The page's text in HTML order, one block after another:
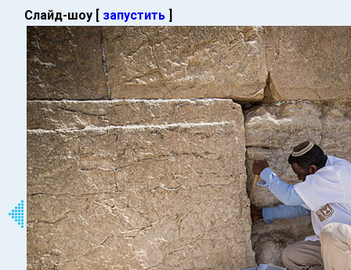
Слайд-шоу [ запустить ]